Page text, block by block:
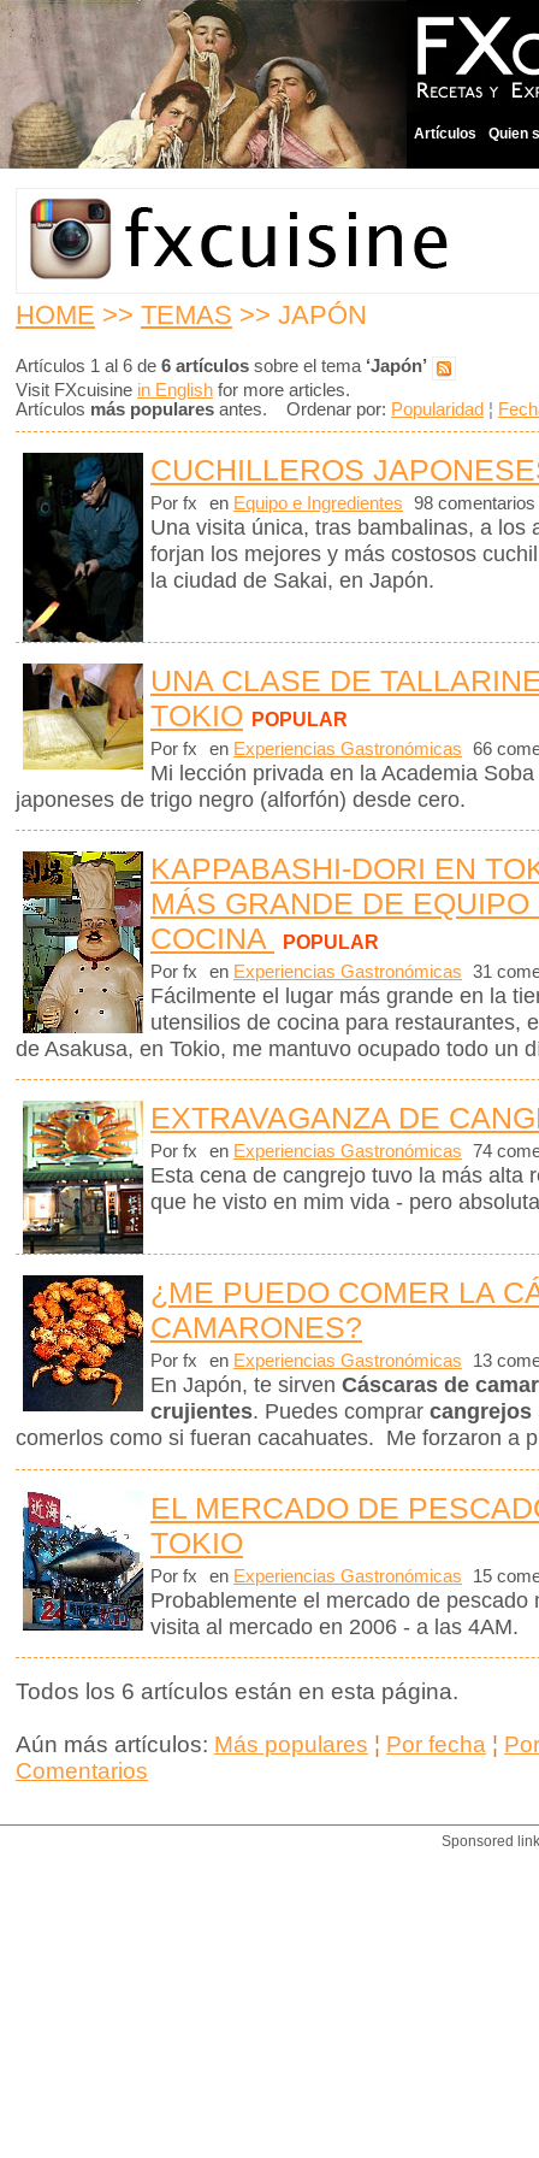
Artículos Quien
HOME >> TEMAS >> JAPÓN
Artículos 1 al 6 de 6 artículos sobre el tema ‘Japón’
Visit FXcuisine in English for more articles.
Artículos más populares antes. Ordenar por: Popularidad ¦
CUCHILLEROS
Por fx en Equipo e Ingredientes 98 comentarios
Una visita única, tras bambalinas, a los
forjan los mejores y más costosos
la ciudad de Sakai, en Japón.
UNA CLASE DE
TOKIO POPULAR
Por fx en Experiencias Gastronómicas 66
Mi lección privada en la Academia
japoneses de trigo negro (alforfón) desde cero.
KAPPABASHI-DORI EN
MÁS GRANDE DE
COCINA
POPULAR
Por fx en Experiencias Gastronómicas 31
Fácilmente el lugar más grande en la
utensilios de cocina para restaurantes,
de Asakusa, en Tokio, me mantuvo ocupado todo un
EXTRAVAGANZA DE
Por fx en Experiencias Gastronómicas 74
Esta cena de cangrejo tuvo la más alta
que he visto en mim vida - pero
¿ME PUEDO COMER LA
CAMARONES?
Por fx en Experiencias Gastronómicas 13
En Japón, te sirven Cáscaras de
crujientes. Puedes comprar cangrejos
comerlos como si fueran cacahuates. Me forzaron a
EL MERCADO DE
TOKIO
Por fx en Experiencias Gastronómicas 15
Probablemente el mercado de
visita al mercado en 2006 - a las 4AM.
Todos los 6 artículos están en esta página.
Aún más artículos: Más populares ¦ Por fecha ¦
Comentarios
Sponsored